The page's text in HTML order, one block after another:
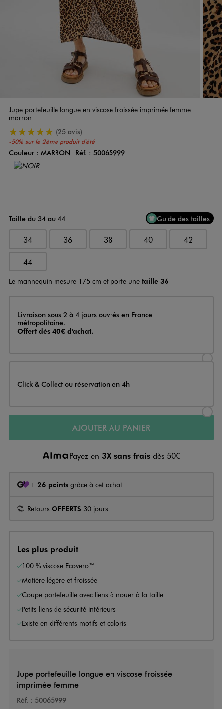
Jupe portefeuille longue en viscose froissée imprimée femme
marron
-50% sur le 2ème produit d'été
5/5 de moyenne(25 avis)
Couleur
Couleur : MARRON Réf. : 50065999
Choisissez votre Couleur
Taille du 34 au 44 Guide des tailles
34 36 38 40 42
44
Le mannequin mesure 175 cm et porte une taille 36
Livraison
Livraison sous 2 à 4 jours ouvrés en France
métropolitaine.
Offert dès 40€ d'achat.
Click & Collect ou réservation en 4h
AJOUTER AU PANIER
Payez en 3X sans frais dès 50€
+ 26 points grâce à cet achat
Retours OFFERTS 30 jours
Les plus produit
100 % viscose Ecovero™
Matière légère et froissée
Coupe portefeuille avec liens à nouer à la taille
Petits liens de sécurité intérieurs
Existe en différents motifs et coloris
Jupe portefeuille longue en viscose froissée
imprimée femme
Réf. : 50065999